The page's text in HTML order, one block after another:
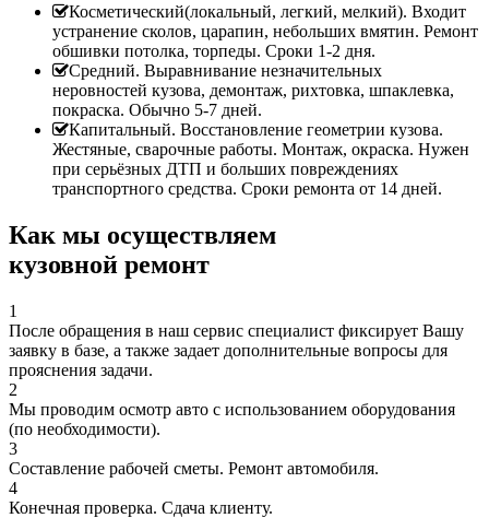
Косметический(локальный, легкий, мелкий). Входит
устранение сколов, царапин, небольших вмятин. Ремонт
обшивки потолка, торпеды. Сроки 1-2 дня.
Средний. Выравнивание незначительных
неровностей кузова, демонтаж, рихтовка, шпаклевка,
покраска. Обычно 5-7 дней.
Капитальный. Восстановление геометрии кузова.
Жестяные, сварочные работы. Монтаж, окраска. Нужен
при серьёзных ДТП и больших повреждениях
транспортного средства. Сроки ремонта от 14 дней.
Как мы осуществляем
кузовной ремонт
1
После обращения в наш сервис специалист фиксирует Вашу
заявку в базе, а также задает дополнительные вопросы для
прояснения задачи.
2
Мы проводим осмотр авто с использованием оборудования
(по необходимости).
3
Составление рабочей сметы. Ремонт автомобиля.
4
Конечная проверка. Сдача клиенту.